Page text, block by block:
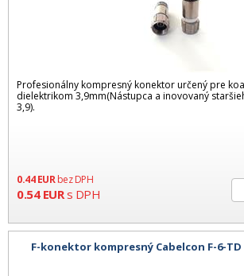
Profesionálny kompresný konektor určený pre
dielektrikom 3,9mm(Nástupca a inovovaný
3,9).
0.44EUR bez DPH
0.54EURs DPH
F-konektor kompresný Cabelcon F-6-TD